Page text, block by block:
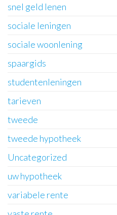
snel geld lenen
sociale leningen
sociale woonlening
spaargids
studentenleningen
tarieven
tweede
tweede hypotheek
Uncategorized
uw hypotheek
variabele rente